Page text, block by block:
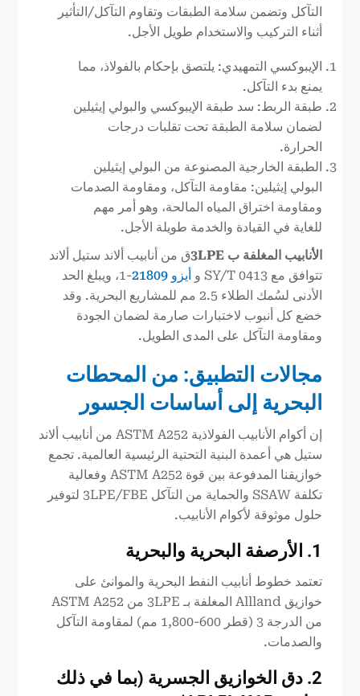
التآكل وتضمن سلامة الطبقات وتقاوم التآكل/التأثير
أثناء التركيب والاستخدام طويل الأجل.
الإيبوكسي التمهيدي: يلتصق بإحكام بالفولاذ، مما
يمنع بدء التآكل.
طبقة الربط: سد طبقة الإيبوكسي والبولي إيثيلين
لضمان سلامة الطبقة تحت تقلبات درجات
الحرارة.
الطبقة الخارجية المصنوعة من البولي إيثيلين
البولي إيثيلين: مقاومة التآكل، ومقاومة الصدمات
ومقاومة اختراق المياه المالحة، وهو أمر مهم
للغاية في القيادة والخدمة طويلة الأجل.
الأنابيب المغلفة ب 3LPE
ق من أنابيب ألاند ستيل ألاند
تتوافق مع SY/T 0413 و
أيزو 21809
-1، ويبلغ الحد
الأدنى لسُمك الطلاء 2.5 مم للمشاريع البحرية. وقد
خضع كل أنبوب لاختبارات صارمة لضمان الجودة
ومقاومة التآكل على المدى الطويل.
مجالات التطبيق: من المحطات
البحرية إلى أساسات الجسور
إن أكوام الأنابيب الفولاذية ASTM A252 من أنابيب ألاند
ستيل هي أعمدة البنية التحتية الرئيسية العالمية. تجمع
خوازيقنا المدفوعة بين قوة ASTM A252 وفعالية
تكلفة SSAW والحماية من التآكل 3LPE/FBE لتوفير
حلول موثوقة لأكوام الأنابيب.
1. الأرصفة البحرية والبحرية
تعتمد خطوط أنابيب النفط البحرية والموانئ على
خوازيق Allland المغلفة بـ 3LPE من ASTM A252
من الدرجة 3 (قطر 600-1,800 مم) لمقاومة التآكل
والصدمات.
2. دق الخوازيق الجسرية (بما في ذلك